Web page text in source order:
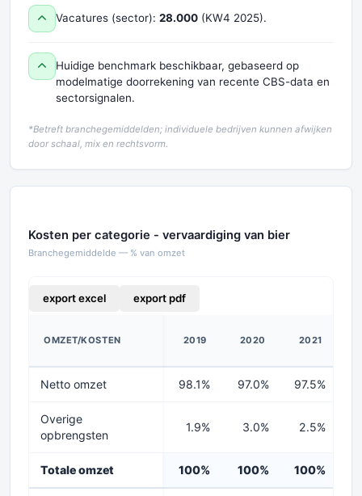
Vacatures (sector): 28.000 (KW4 2025).
Huidige benchmark beschikbaar, gebaseerd op
modelmatige doorrekening van recente CBS-data en
sectorsignalen.
*Betreft branchegemiddelden; individuele bedrijven kunnen afwijken
door schaal, mix en rechtsvorm.
Kosten per categorie - vervaardiging van bier
Branchegemiddelde — % van omzet
export excel export pdf
OMZET/KOSTEN 2019 2020 2021
Netto omzet 98.1% 97.0% 97.5%
Overige
opbrengsten
1.9% 3.0% 2.5%
Totale omzet 100% 100% 100%